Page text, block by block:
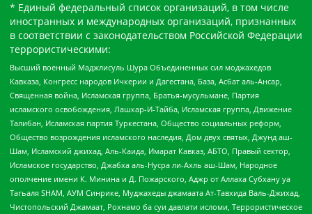
* Единый федеральный список организаций, в том числе
иностранных и международных организаций, признанных
в соответствии с законодательством Российской Федерации
террористическими:
Высший военный Маджлисуль Шура Объединенных сил моджахедов
Кавказа, Конгресс народов Ичкерии и Дагестана, База, Асбат аль-Ансар,
Священная война, Исламская группа, Братья-мусульмане, Партия
исламского освобождения, Лашкар-И-Тайба, Исламская группа, Движение
Талибан, Исламская партия Туркестана, Общество социальных реформ,
Общество возрождения исламского наследия, Дом двух святых, Джунд аш-
Шам, Исламский джихад, Аль-Каида, Имарат Кавказ, АБТО, Правый сектор,
Исламское государство, Джабха аль-Нусра ли-Ахль аш-Шам, Народное
ополчение имени К. Минина и Д. Пожарского, Аджр от Аллаха Субхану уа
Тагьаля SHAM, АУМ Синрике, Муджахеды джамаата Ат-Тавхида Валь-Джихад,
Чистопольский Джамаат, Рохнамо ба суи давлати исломи, Террористическое